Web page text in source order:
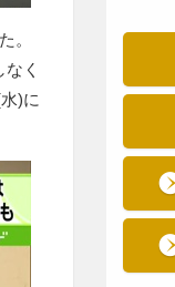
。
く
)に